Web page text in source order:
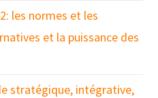
les normes et les
et la puissance des
stratégique, intégrative,